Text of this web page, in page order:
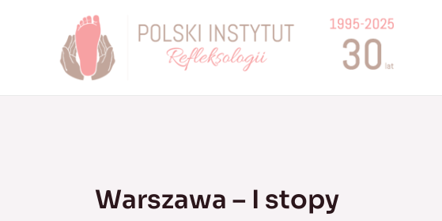
Warszawa – I stopy